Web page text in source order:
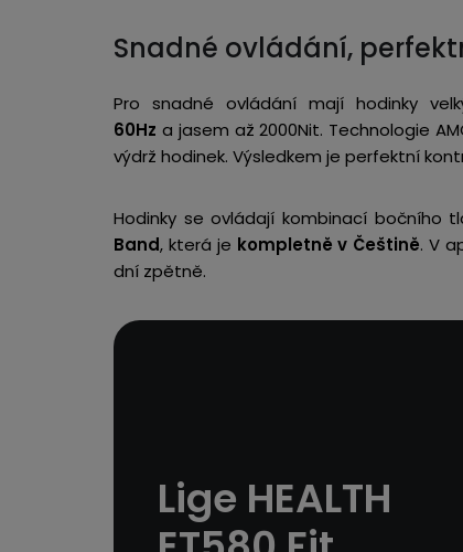
Snadné ovládání,
Pro snadné ovládání mají hodinky
60Hz a jasem až 2000Nit. Technologie
výdrž hodinek. Výsledkem je perfektní
Hodinky se ovládají kombinací bočního
Band, která je kompletně v Češtině. V
dní zpětně.
Lige HEALTH